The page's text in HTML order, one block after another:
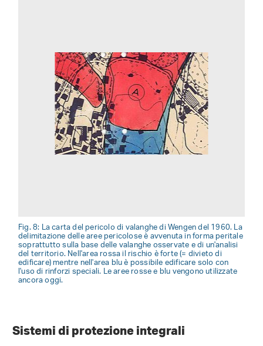
Fig. 8: La carta del pericolo di valanghe di Wengen del 1960. La
delimitazione delle aree pericolose è avvenuta in forma peritale
soprattutto sulla base delle valanghe osservate e di un'analisi
del territorio. Nell'area rossa il rischio è forte (= divieto di
edificare) mentre nell'area blu è possibile edificare solo con
l'uso di rinforzi speciali. Le aree rosse e blu vengono utilizzate
ancora oggi.
Sistemi di protezione integrali